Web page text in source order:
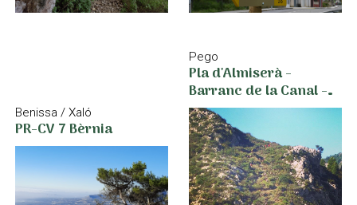
Benissa / Xaló
PR-CV 7 Bèrnia
Pego
Pla d'Almiserà -
Barranc de la Canal -
Xical